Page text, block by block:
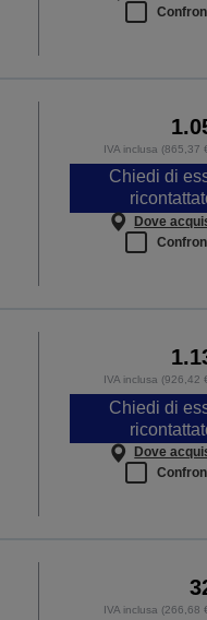
IVA inclusa (865,37
Chiedi di
Dove
IVA inclusa (926,42
Chiedi di
Dove
IVA inclusa (266,68